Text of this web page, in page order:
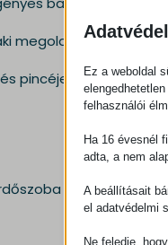
megoldásokkal
pincéje az 1920-as
és WC
Ez a weboldal
felhasználói
Ha 16 évesnél
adta, a nem
A beállításait
el adatvédelmi
Ne feledje,